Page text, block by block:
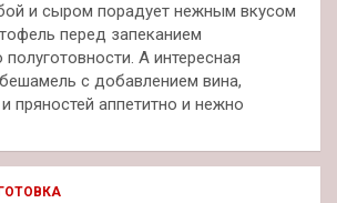
и сыром порадует нежным вкусом
перед запеканием
А интересная
с добавлением вина,
пряностей аппетитно и нежно